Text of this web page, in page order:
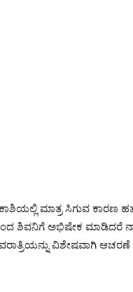
ಮಾತ್ರ ಸಿಗುವ ಕಾರಣ
ಶಿವನಿಗೆ ಅಭಿಷೇಕ
ವಿಶೇಷವಾಗಿ